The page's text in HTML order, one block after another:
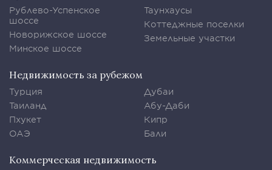
Рублево-Успенское
шоссе
Новорижское шоссе
Минское шоссе
Таунхаусы
Коттеджные поселки
Земельные участки
Недвижимость за рубежом
Турция
Таиланд
Пхукет
ОАЭ
Дубаи
Абу-Даби
Кипр
Бали
Коммерческая недвижимость